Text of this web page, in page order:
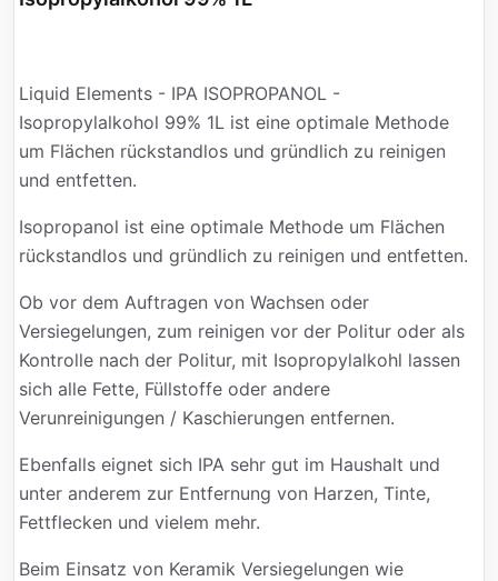
Liquid Elements - IPA ISOPROPANOL -
Isopropylalkohol 99% 1L ist eine optimale Methode
um Flächen rückstandlos und gründlich zu reinigen
und entfetten.
Isopropanol ist eine optimale Methode um Flächen
rückstandlos und gründlich zu reinigen und entfetten.
Ob vor dem Auftragen von Wachsen oder
Versiegelungen, zum reinigen vor der Politur oder als
Kontrolle nach der Politur, mit Isopropylalkohl lassen
sich alle Fette, Füllstoffe oder andere
Verunreinigungen / Kaschierungen entfernen.
Ebenfalls eignet sich IPA sehr gut im Haushalt und
unter anderem zur Entfernung von Harzen, Tinte,
Fettflecken und vielem mehr.
Beim Einsatz von Keramik Versiegelungen wie